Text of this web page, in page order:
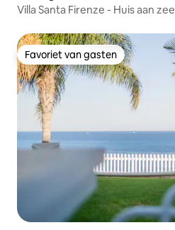
Villa Santa Firenze - Huis aan zee
Favoriet van gasten
Favoriet van gasten